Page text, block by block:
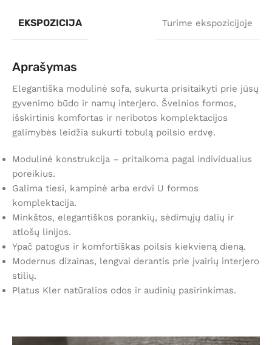
EKSPOZICIJA Turime ekspozicijoje
Aprašymas
Elegantiška modulinė sofa, sukurta prisitaikyti prie jūsų
gyvenimo būdo ir namų interjero. Švelnios formos,
išskirtinis komfortas ir neribotos komplektacijos
galimybės leidžia sukurti tobulą poilsio erdvę.
Modulinė konstrukcija – pritaikoma pagal individualius
poreikius.
Galima tiesi, kampinė arba erdvi U formos
komplektacija.
Minkštos, elegantiškos porankių, sėdimųjų dalių ir
atlošų linijos.
Ypač patogus ir komfortiškas poilsis kiekvieną dieną.
Modernus dizainas, lengvai derantis prie įvairių interjero
stilių.
Platus Kler natūralios odos ir audinių pasirinkimas.